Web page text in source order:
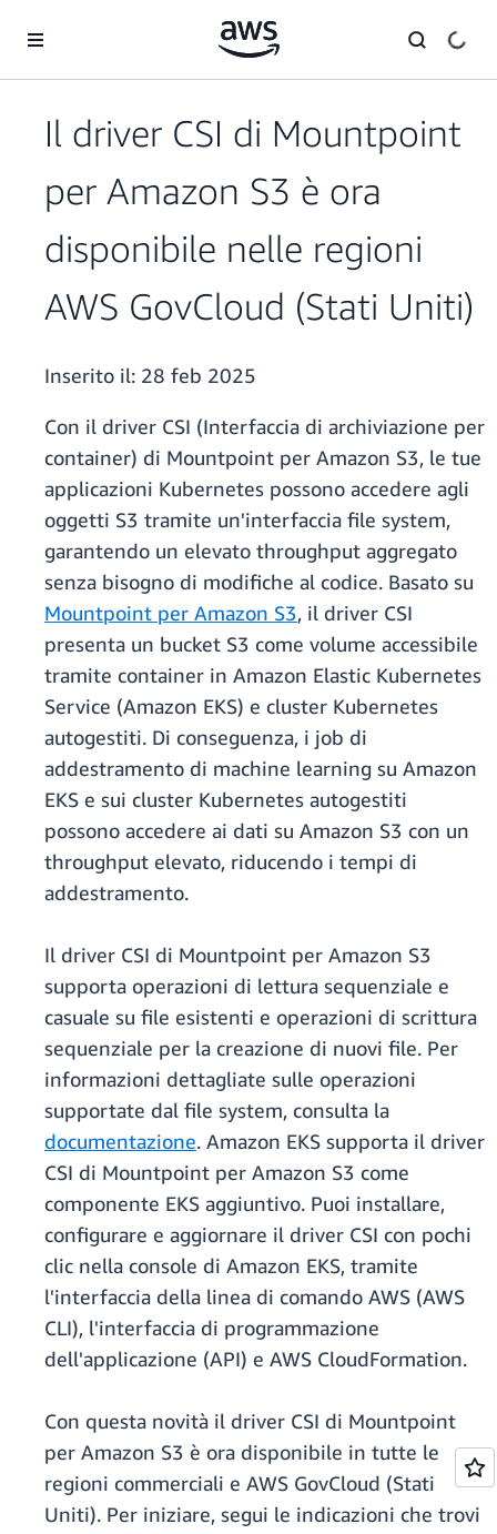
Il driver CSI di Mountpoint
per Amazon S3 è ora
disponibile nelle regioni
AWS GovCloud (Stati Uniti)
Inserito il: 28 feb 2025
Con il driver CSI (Interfaccia di archiviazione per
container) di Mountpoint per Amazon S3, le tue
applicazioni Kubernetes possono accedere agli
oggetti S3 tramite un'interfaccia file system,
garantendo un elevato throughput aggregato
senza bisogno di modifiche al codice. Basato su
Mountpoint per Amazon S3, il driver CSI
presenta un bucket S3 come volume accessibile
tramite container in Amazon Elastic Kubernetes
Service (Amazon EKS) e cluster Kubernetes
autogestiti. Di conseguenza, i job di
addestramento di machine learning su Amazon
EKS e sui cluster Kubernetes autogestiti
possono accedere ai dati su Amazon S3 con un
throughput elevato, riducendo i tempi di
addestramento.
Il driver CSI di Mountpoint per Amazon S3
supporta operazioni di lettura sequenziale e
casuale su file esistenti e operazioni di scrittura
sequenziale per la creazione di nuovi file. Per
informazioni dettagliate sulle operazioni
supportate dal file system, consulta la
documentazione. Amazon EKS supporta il driver
CSI di Mountpoint per Amazon S3 come
componente EKS aggiuntivo. Puoi installare,
configurare e aggiornare il driver CSI con pochi
clic nella console di Amazon EKS, tramite
l'interfaccia della linea di comando AWS (AWS
CLI), l'interfaccia di programmazione
dell'applicazione (API) e AWS CloudFormation.
Con questa novità il driver CSI di Mountpoint
per Amazon S3 è ora disponibile in tutte le
regioni commerciali e AWS GovCloud (Stati
Uniti). Per iniziare, segui le indicazioni che trovi